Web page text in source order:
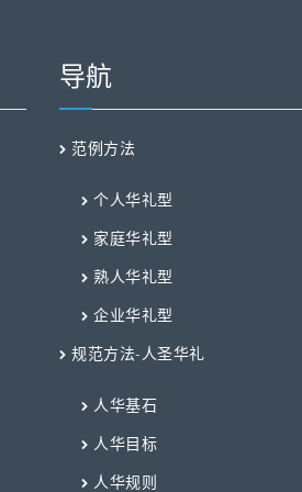
导航
范例方法
个人华礼型
家庭华礼型
熟人华礼型
企业华礼型
规范方法-人圣华礼
人华基石
人华目标
人华规则